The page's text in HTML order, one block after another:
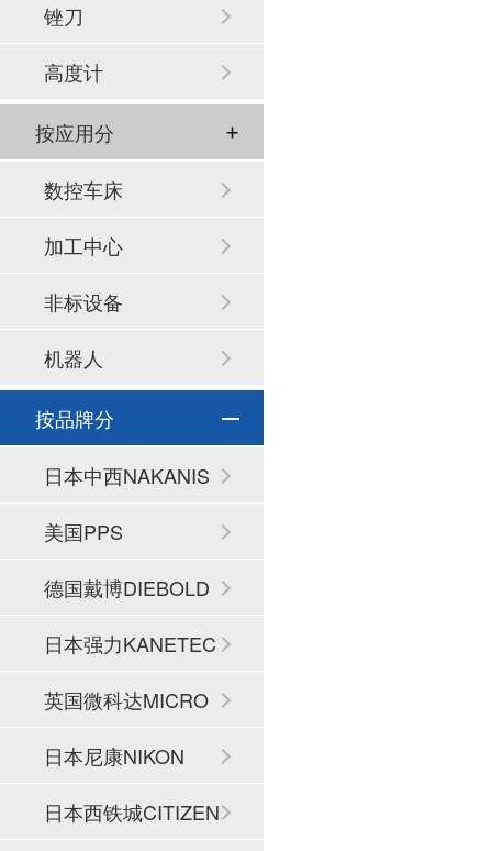
锉刀
高度计
按应用分
数控车床
加工中心
非标设备
机器人
按品牌分
日本中西NAKANIS
HI
美国PPS
德国戴博DIEBOLD
日本强力KANETEC
英国微科达MICRO
SET
日本尼康NIKON
日本西铁城CITIZEN